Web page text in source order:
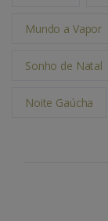
Mundo a Vapor
Sonho de Natal
Noite Gaúcha